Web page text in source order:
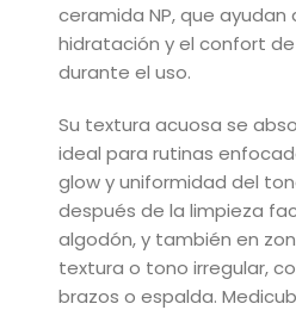
ceramida NP, que
hidratación y el confort
durante el uso.
Su textura acuosa se
ideal para rutinas
glow y uniformidad del
después de la limpieza
algodón, y también en
textura o tono irregular,
brazos o espalda.